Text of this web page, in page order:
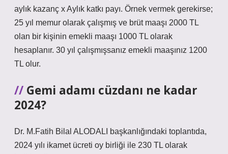
aylık kazanç x Aylık katkı payı. Örnek vermek gerekirse;
25 yıl memur olarak çalışmış ve brüt maaşı 2000 TL
olan bir kişinin emekli maaşı 1000 TL olarak
hesaplanır. 30 yıl çalışmışsanız emekli maaşınız 1200
TL olur.
Gemi adamı cüzdanı ne kadar
2024?
Dr. M.Fatih Bilal ALODALI başkanlığındaki toplantıda,
2024 yılı ikamet ücreti oy birliği ile 230 TL olarak